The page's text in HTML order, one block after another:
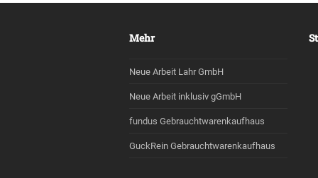
Mehr
Neue Arbeit Lahr GmbH
Neue Arbeit inklusiv gGmbH
fundus Gebrauchtwarenkaufhaus
GuckRein Gebrauchtwarenkaufhaus